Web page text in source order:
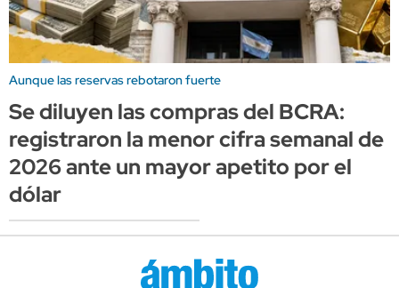
Aunque las reservas rebotaron fuerte
Se diluyen las compras del BCRA:
registraron la menor cifra semanal de
2026 ante un mayor apetito por el
dólar